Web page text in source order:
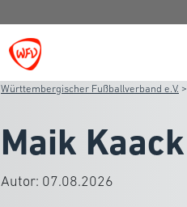
Württembergischer Fußballverband e.V. >
Maik Kaack
Autor: 07.08.2026